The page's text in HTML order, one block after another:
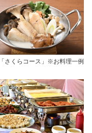
さくらコース」※お料理一例